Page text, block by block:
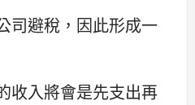
司避稅，因此形成一
收入將會是先支出再